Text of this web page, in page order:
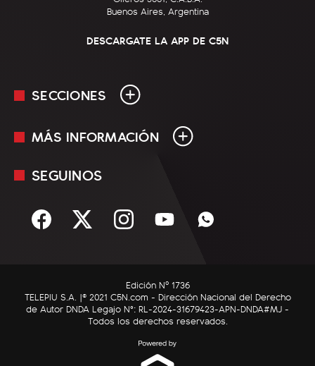
Buenos Aires, Argentina
DESCARGATE LA APP DE C5N
SECCIONES
En Vivo
Sociedad
C5N Autos
RatingCero
MÁS INFORMACIÓN
Mediakit
Términos y condiciones
SEGUINOS
Edición Nº 1736
TELEPIU S.A. |© 2021 C5N.com - Dirección Nacional del Derecho
de Autor DNDA Legajo N°: RL-2024-31679423-APN-DNDA#MJ -
Todos los derechos reservados.